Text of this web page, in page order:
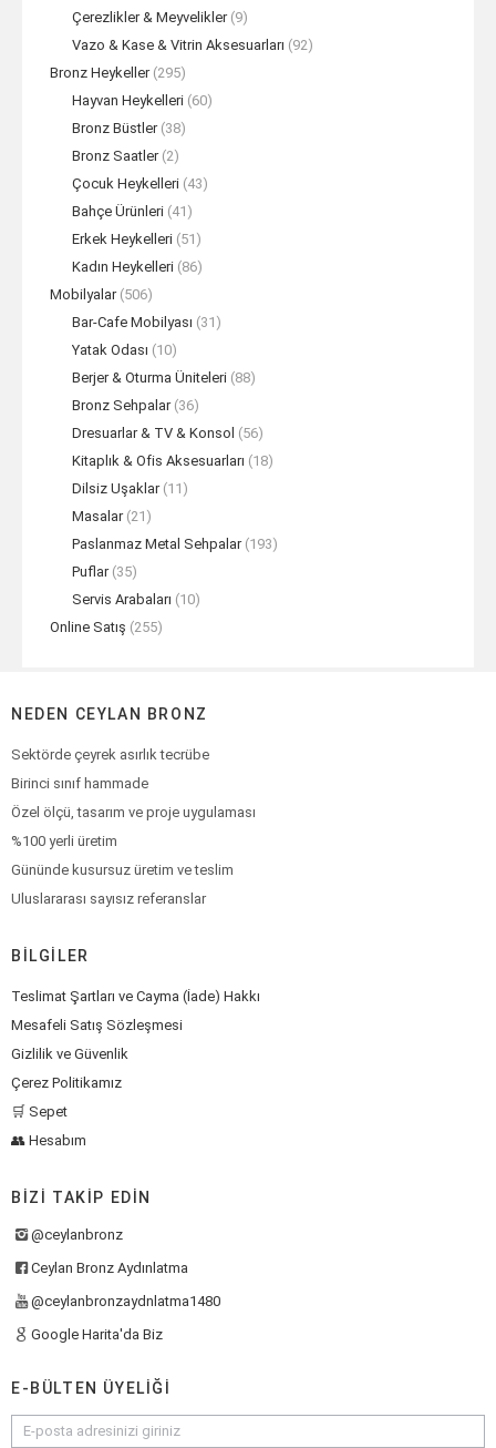
Çerezlikler & Meyvelikler (9)
Vazo & Kase & Vitrin Aksesuarları (92)
Bronz Heykeller (295)
Hayvan Heykelleri (60)
Bronz Büstler (38)
Bronz Saatler (2)
Çocuk Heykelleri (43)
Bahçe Ürünleri (41)
Erkek Heykelleri (51)
Kadın Heykelleri (86)
Mobilyalar (506)
Bar-Cafe Mobilyası (31)
Yatak Odası (10)
Berjer & Oturma Üniteleri (88)
Bronz Sehpalar (36)
Dresuarlar & TV & Konsol (56)
Kitaplık & Ofis Aksesuarları (18)
Dilsiz Uşaklar (11)
Masalar (21)
Paslanmaz Metal Sehpalar (193)
Puflar (35)
Servis Arabaları (10)
Online Satış (255)
NEDEN CEYLAN BRONZ
Sektörde çeyrek asırlık tecrübe
Birinci sınıf hammade
Özel ölçü, tasarım ve proje uygulaması
%100 yerli üretim
Gününde kusursuz üretim ve teslim
Uluslararası sayısız referanslar
BILGILER
Teslimat Şartları ve Cayma (İade) Hakkı
Mesafeli Satış Sözleşmesi
Gizlilik ve Güvenlik
Çerez Politikamız
🛒 Sepet
👥 Hesabım
BIZI TAKIP EDIN
@ceylanbronz
Ceylan Bronz Aydınlatma
@ceylanbronzaydnlatma1480
Google Harita'da Biz
E-BÜLTEN ÜYELIĞI